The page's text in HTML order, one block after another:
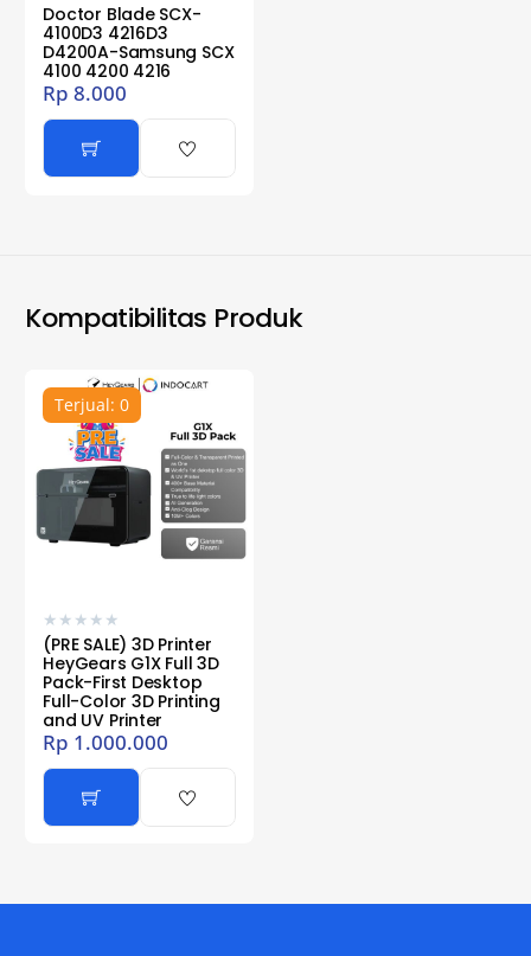
Doctor Blade SCX-
4100D3 4216D3
D4200A-Samsung SCX
4100 4200 4216
Rp 8.000
Kompatibilitas Produk
Terjual: 0
★ ★ ★ ★ ★
(PRE SALE) 3D Printer
HeyGears G1X Full 3D
Pack-First Desktop
Full-Color 3D Printing
and UV Printer
Rp 1.000.000